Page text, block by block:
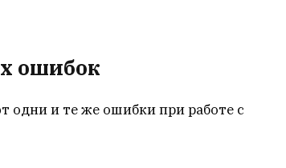
ошибок
и те же ошибки при работе с